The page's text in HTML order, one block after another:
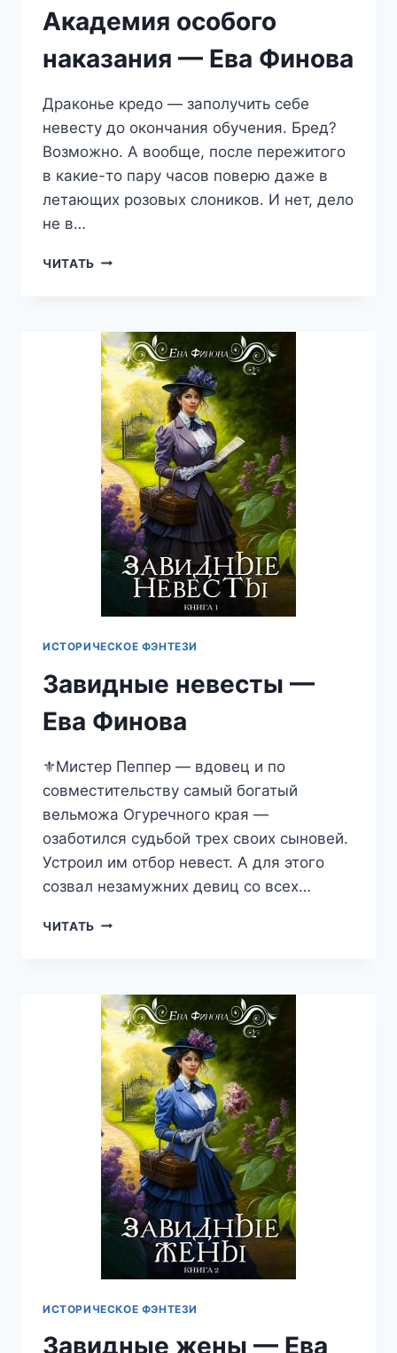
Академия особого
наказания — Ева Финова
Драконье кредо — заполучить себе
невесту до окончания обучения. Бред?
Возможно. А вообще, после пережитого
в какие-то пару часов поверю даже в
летающих розовых слоников. И нет, дело
не в…
ЧИТАТЬ КРЕДО
ОСОБОГО
НАКАЗАНИЯ
—
ЕВА
ФИНОВА
ИСТОРИЧЕСКОЕ ФЭНТЕЗИ
Завидные невесты —
Ева Финова
⚜️Мистер Пеппер — вдовец и по
совместительству самый богатый
вельможа Огуречного края —
озаботился судьбой трех своих сыновей.
Устроил им отбор невест. А для этого
созвал незамужних девиц со всех…
ЧИТАТЬ ЗАВИДНЫЕ
ФИНОВА
ИСТОРИЧЕСКОЕ ФЭНТЕЗИ
Завидные жены — Ева